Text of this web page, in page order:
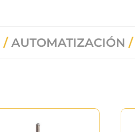
/ AUTOMATIZACIÓN /